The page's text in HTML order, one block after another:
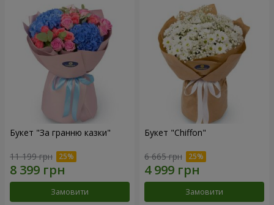
Букет "За гранню казки"
11 199 грн
Замовити
Букет "Chiffon"
6 665 грн
Замовити